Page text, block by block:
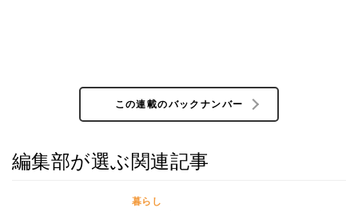
この連載のバックナンバー
編集部が選ぶ関連記事
暮らし